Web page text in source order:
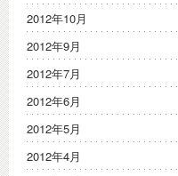
2012年10月
2012年9月
2012年7月
2012年6月
2012年5月
2012年4月